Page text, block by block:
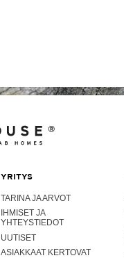
YRITYS
TARINA JA ARVOT
IHMISET JA
YHTEYSTIEDOT
UUTISET
ASIAKKAAT KERTOVAT